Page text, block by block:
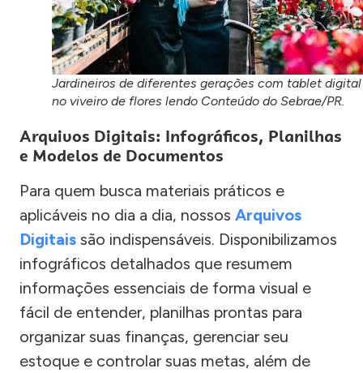
Jardineiros de diferentes gerações com tablet digital
no viveiro de flores lendo Conteúdo do Sebrae/PR.
Arquivos Digitais: Infográficos, Planilhas
e Modelos de Documentos
Para quem busca materiais práticos e
aplicáveis no dia a dia, nossos Arquivos
Digitais são indispensáveis. Disponibilizamos
infográficos detalhados que resumem
informações essenciais de forma visual e
fácil de entender, planilhas prontas para
organizar suas finanças, gerenciar seu
estoque e controlar suas metas, além de